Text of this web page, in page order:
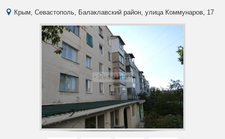
Крым, Севастополь, Балаклавский район, улица Коммунаров, 17